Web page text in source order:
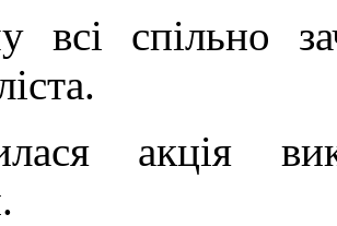
всі спільно
акція